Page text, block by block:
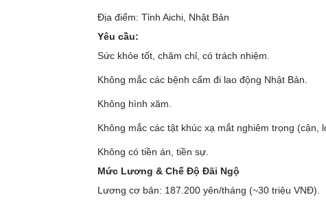
Địa điểm: Tỉnh Aichi, Nhật Bản
Yêu cầu:
Sức khỏe tốt, chăm chỉ, có trách nhiệm.
Không mắc các bệnh cấm đi lao động Nhật Bản.
Không hình xăm.
Không mắc các tật khúc xạ mắt nghiêm trọng (cận,
Không có tiền án, tiền sự.
Mức Lương & Chế Độ Đãi Ngộ
Lương cơ bản: 187.200 yên/tháng (~30 triệu VNĐ).